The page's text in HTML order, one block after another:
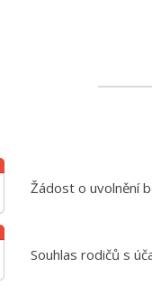
Žádost o uvolnění
Souhlas rodičů s